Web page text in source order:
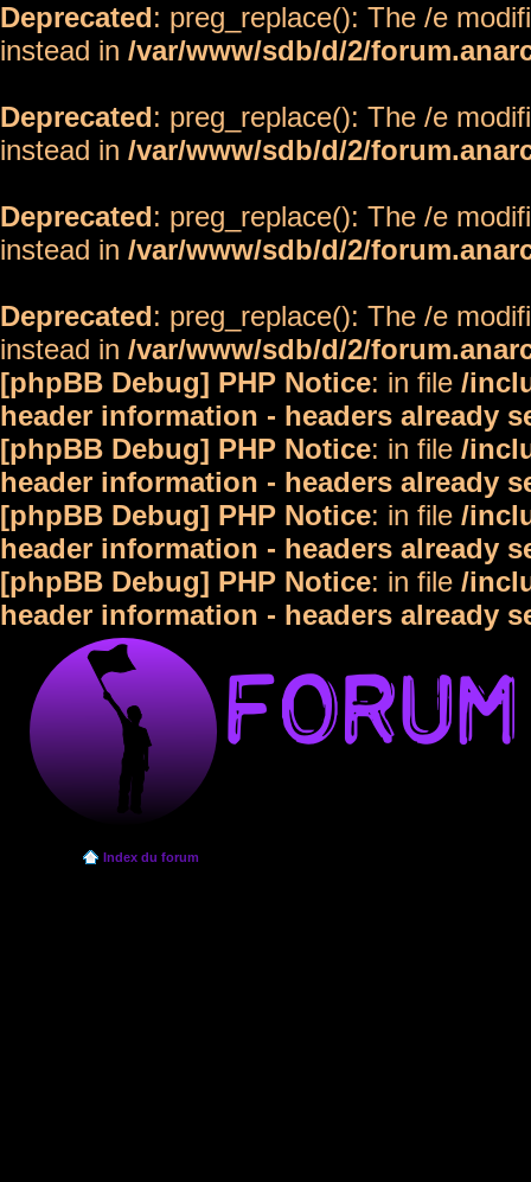
Deprecated: preg_replace(): The /e
instead in /var/www/sdb/d/2/
Deprecated: preg_replace(): The /e
instead in /var/www/sdb/d/2/
Deprecated: preg_replace(): The /e
instead in /var/www/sdb/d/2/
Deprecated: preg_replace(): The /e
instead in /var/www/sdb/d/2/
[phpBB Debug] PHP Notice: in file /
header information - headers already
[phpBB Debug] PHP Notice: in file /
header information - headers already
[phpBB Debug] PHP Notice: in file /
header information - headers already
[phpBB Debug] PHP Notice: in file /
header information - headers already
Index du forum